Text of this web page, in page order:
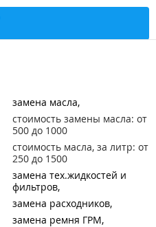
замена масла
стоимость замены масла: от
500 до 1000
стоимость масла, за литр: от
250 до 1500
замена тех.жидкостей и
фильтров
замена расходников
замена ремня ГРМ